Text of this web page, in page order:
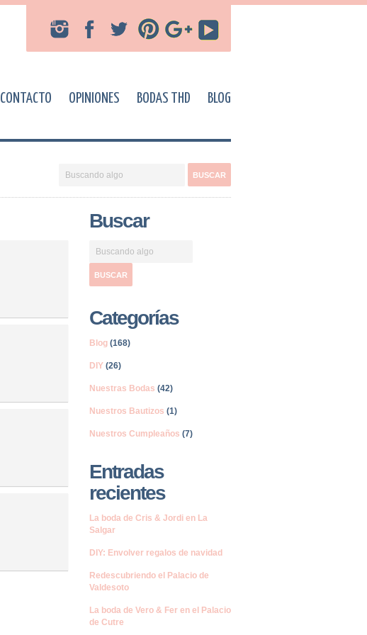
CONTACTO OPINIONES BODAS THD BLOG
Buscar
Categorías
Blog (168)
DIY (26)
Nuestras Bodas (42)
Nuestros Bautizos (1)
Nuestros Cumpleaños (7)
Entradas
recientes
La boda de Cris & Jordi en La
Salgar
DIY: Envolver regalos de navidad
Redescubriendo el Palacio de
Valdesoto
La boda de Vero & Fer en el Palacio
de Cutre